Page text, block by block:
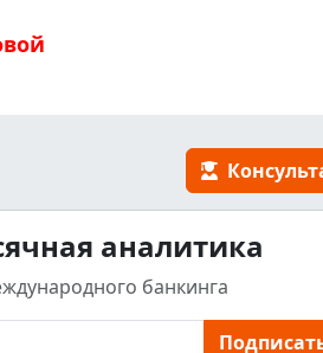
аналитика
банкинга